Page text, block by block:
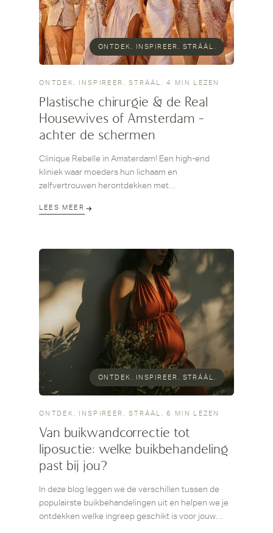
ONTDEK. INSPIREER. STRÁÁL.
ONTDEK. INSPIREER. STRÁÁL. ·4 MIN LEZEN
Plastische chirurgie & de Real
Housewives of Amsterdam -
achter de schermen
Clinique Rebelle in Amsterdam! Een high-end
kliniek waar moeders hun lichaam en
zelfvertrouwen herontdekken met
LEES MEER
ONTDEK. INSPIREER. STRÁÁL.
ONTDEK. INSPIREER. STRÁÁL. ·6 MIN LEZEN
Van buikwandcorrectie tot
liposuctie: welke buikbehandeling
past bij jou?
In deze blog leggen we de verschillen tussen de
populairste buikbehandelingen uit en helpen we je
ontdekken welke ingreep geschikt is voor jouw